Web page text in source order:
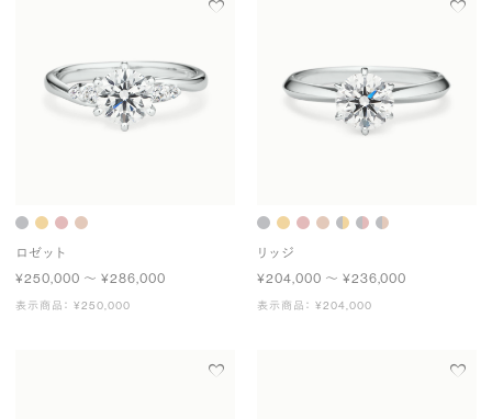
ロゼット
¥250,000 〜 ¥286,000
表示商品： ¥250,000
リッジ
¥204,000 〜 ¥236,000
表示商品： ¥204,000